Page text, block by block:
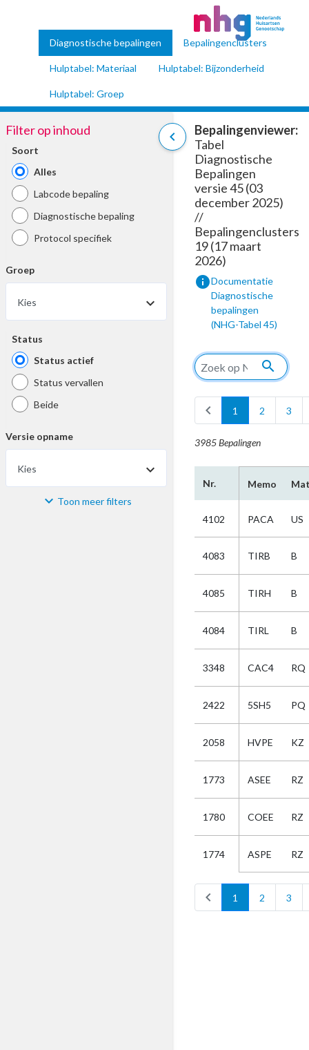
Diagnostische bepalingen Bepalingenclusters
Hulptabel: Materiaal Hulptabel: Bijzonderheid
Hulptabel: Groep
chevron_left
Filter op inhoud
Soort
Alles
Labcode bepaling
Diagnostische bepaling
Protocol specifiek
Groep
Kies
Status
Status actief
Status vervallen
Beide
Versie opname
Kies
Materiaal Toon meer filters
Bepalingenviewer:
Tabel
Diagnostische
Bepalingen
versie 45 (03
december 2025)
//
Bepalingenclusters
19 (17 maart
2026)
infoDocumentatie
Diagnostische
bepalingen
(NHG-Tabel 45)
search
chevron_left 1 2 3
3985 Bepalingen
Nr. Memo
4102 PACA US
4083 TIRB B
4085 TIRH B
4084 TIRL B
3348 CAC4 RQ
2422 5SH5 PQ
2058 HVPE KZ
1773 ASEE RZ
1780 COEE RZ
1774 ASPE RZ
chevron_left 1 2 3